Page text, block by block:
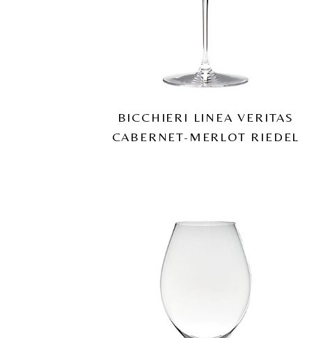
BICCHIERI LINEA VERITAS
CABERNET-MERLOT RIEDEL